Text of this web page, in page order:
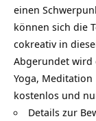
einen
können sich die
cokreativ in
Abgerundet wird
Yoga, Meditation
kostenlos und
Details zur